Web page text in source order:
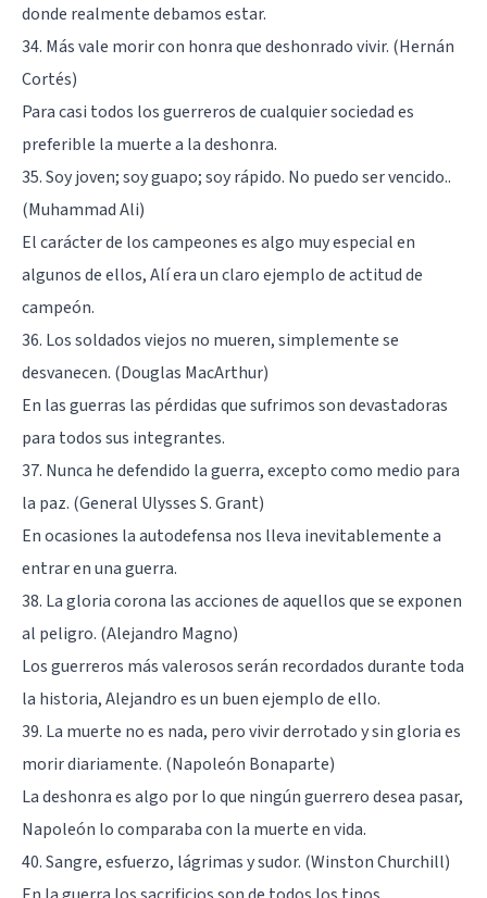
donde realmente debamos estar.
34. Más vale morir con honra que deshonrado vivir. (Hernán
Cortés)
Para casi todos los guerreros de cualquier sociedad es
preferible la muerte a la deshonra.
35. Soy joven; soy guapo; soy rápido. No puedo ser vencido..
(Muhammad Ali)
El carácter de los campeones es algo muy especial en
algunos de ellos, Alí era un claro ejemplo de actitud de
campeón.
36. Los soldados viejos no mueren, simplemente se
desvanecen. (Douglas MacArthur)
En las guerras las pérdidas que sufrimos son devastadoras
para todos sus integrantes.
37. Nunca he defendido la guerra, excepto como medio para
la paz. (General Ulysses S. Grant)
En ocasiones la autodefensa nos lleva inevitablemente a
entrar en una guerra.
38. La gloria corona las acciones de aquellos que se exponen
al peligro. (Alejandro Magno)
Los guerreros más valerosos serán recordados durante toda
la historia, Alejandro es un buen ejemplo de ello.
39. La muerte no es nada, pero vivir derrotado y sin gloria es
morir diariamente. (Napoleón Bonaparte)
La deshonra es algo por lo que ningún guerrero desea pasar,
Napoleón lo comparaba con la muerte en vida.
40. Sangre, esfuerzo, lágrimas y sudor. (Winston Churchill)